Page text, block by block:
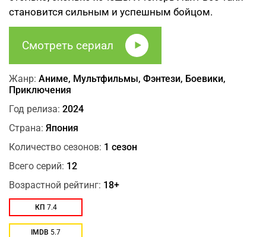
становится сильным и успешным бойцом.
Смотреть сериал
Жанр: Аниме, Мультфильмы, Фэнтези, Боевики,
Приключения
Год релиза: 2024
Страна: Япония
Количество сезонов: 1 сезон
Всего серий: 12
Возрастной рейтинг: 18+
КП 7.4
IMDB 5.7